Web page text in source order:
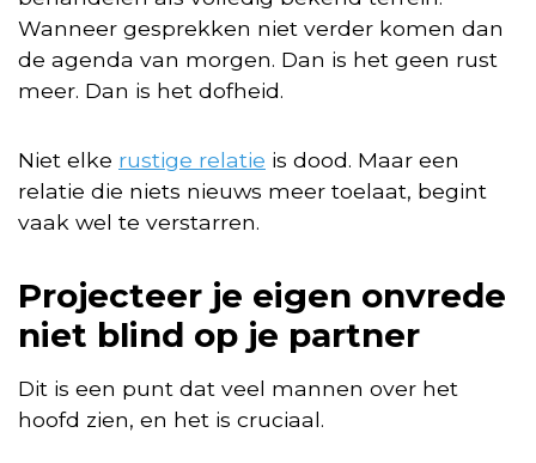
Wanneer gesprekken niet verder komen dan
de agenda van morgen. Dan is het geen rust
meer. Dan is het dofheid.
Niet elke rustige relatie is dood. Maar een
relatie die niets nieuws meer toelaat, begint
vaak wel te verstarren.
Projecteer je eigen onvrede
niet blind op je partner
Dit is een punt dat veel mannen over het
hoofd zien, en het is cruciaal.